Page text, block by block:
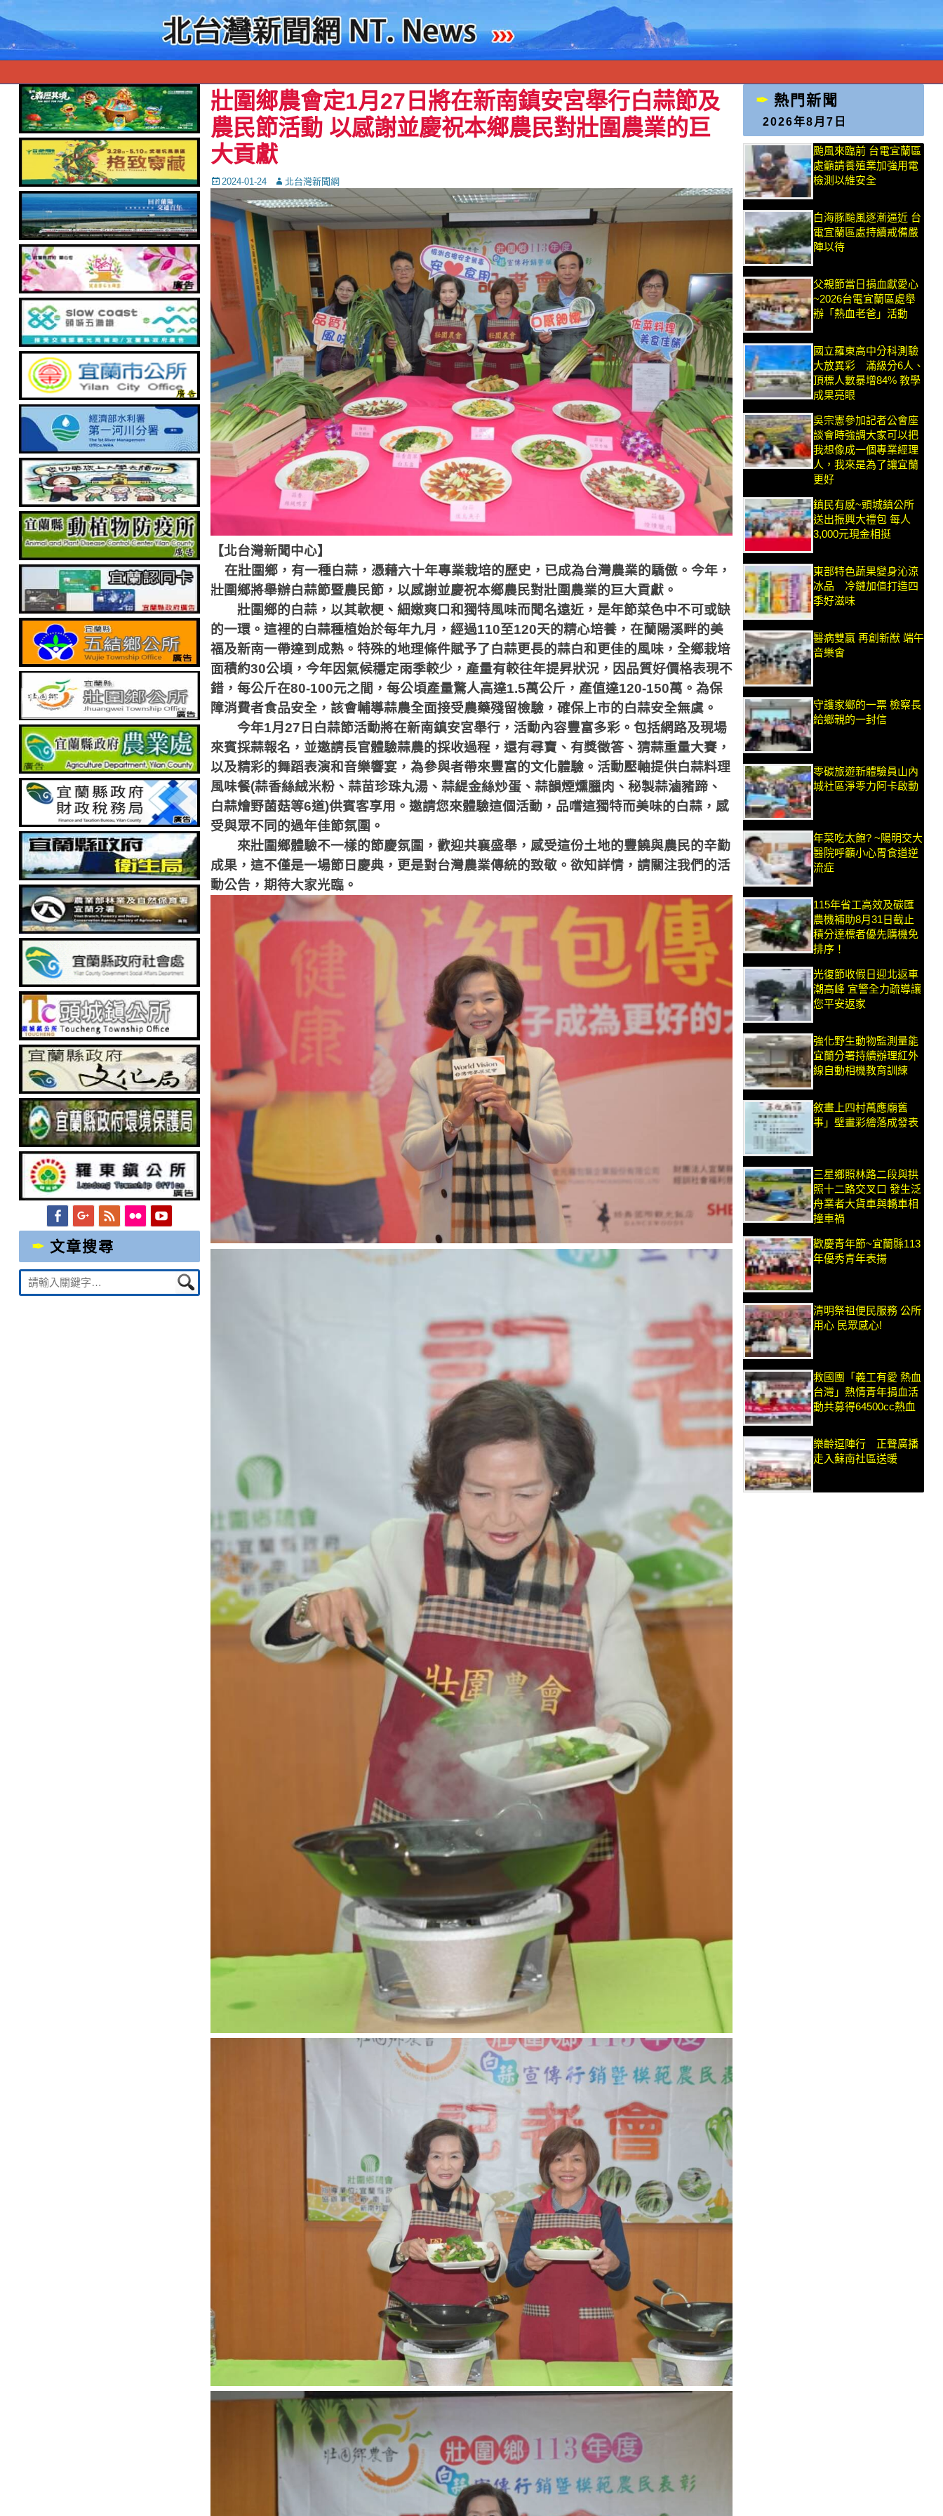
壯圍鄉農會定1月27日將在新南鎮安宮舉行白蒜節及
農民節活動 以感謝並慶祝本鄉農民對壯圍農業的巨
大貢獻
Posted
2024-01-24 Autor北台灣新聞網
【北台灣新聞中心】
在壯圍鄉，有一種白蒜，憑藉六十年專業栽培的歷史，已成為台灣農業的驕傲。今年，
壯圍鄉將舉辦白蒜節暨農民節，以感謝並慶祝本鄉農民對壯圍農業的巨大貢獻。
壯圍鄉的白蒜，以其軟梗、細嫩爽口和獨特風味而聞名遠近，是年節菜色中不可或缺
的一環。這裡的白蒜種植始於每年九月，經過110至120天的精心培養，在蘭陽溪畔的美
福及新南一帶達到成熟。特殊的地理條件賦予了白蒜更長的蒜白和更佳的風味，全鄉栽培
面積約30公頃，今年因氣候穩定雨季較少，產量有較往年提昇狀況，因品質好價格表現不
錯，每公斤在80-100元之間，每公頃產量驚人高達1.5萬公斤，產值達120-150萬。為保
障消費者食品安全，該會輔導蒜農全面接受農藥殘留檢驗，確保上市的白蒜安全無虞。
今年1月 27 日白蒜節活動將在新南鎮安宮舉行，活動內容豐富多彩。包括網路及現場
來賓採蒜報名，並邀請長官體驗蒜農的採收過程，還有尋寶、有獎徵答、猜蒜重量大賽，
以及精彩的舞蹈表演和音樂響宴，為參與者帶來豐富的文化體驗。活動壓軸提供白蒜料理
風味餐(蒜香絲絨米粉、蒜苗珍珠丸湯、蒜緹金絲炒蛋、蒜韻煙燻臘肉、秘製蒜滷豬蹄、
白蒜燴野菌菇等6道)供賓客享用。邀請您來體驗這個活動，品嚐這獨特而美味的白蒜，感
受與眾不同的過年佳節氛圍。
來壯圍鄉體驗不一樣的節慶氛圍，歡迎共襄盛舉，感受這份土地的豐饒與農民的辛勤
成果，這不僅是一場節日慶典，更是對台灣農業傳統的致敬。欲知詳情，請關注我們的活
動公告，期待大家光臨。
熱門新聞
2026年8月7日
颱風來臨前 台電宜蘭區
處籲請養殖業加強用電
檢測以維安全
白海豚颱風逐漸逼近 台
電宜蘭區處持續戒備嚴
陣以待
父親節當日捐血獻愛心
~2026台電宜蘭區處舉
辦「熱血老爸」活動
國立羅東高中分科測驗
大放異彩 滿級分6人、
頂標人數暴增84% 教學
成果亮眼
吳宗憲參加記者公會座
談會時強調大家可以把
我想像成一個專業經理
人，我來是為了讓宜蘭
更好
鎮民有感~頭城鎮公所
送出振興大禮包 每人
3,000元現金相挺
東部特色蔬果變身沁涼
冰品 冷鏈加值打造四
季好滋味
醫病雙贏 再創新猷 端午
音樂會
守護家鄉的一票 檢察長
給鄉親的一封信
零碳旅遊新體驗員山內
城社區淨零力阿卡啟動
年菜吃太飽? ~陽明交大
醫院呼籲小心胃食道逆
流症
115年省工高效及碳匯
農機補助8月31日截止
積分達標者優先購機免
排序！
光復節收假日迎北返車
潮高峰 宜警全力疏導讓
您平安返家
強化野生動物監測量能
宜蘭分署持續辦理紅外
線自動相機教育訓練
敘畫上四村萬應廟舊
事」壁畫彩繪落成發表
三星鄉照林路二段與拱
照十二路交叉口 發生泛
舟業者大貨車與轎車相
撞車禍
歡慶青年節~宜蘭縣113
年優秀青年表揚
清明祭祖便民服務 公所
用心 民眾感心!
救國團「義工有愛 熱血
台灣」熱情青年捐血活
動共募得64500cc熱血
樂齡逗陣行 正聲廣播
走入蘇南社區送暖
FacebookGoogleplus
FeedFlickrYouTube
文章搜尋
Suche
nach: